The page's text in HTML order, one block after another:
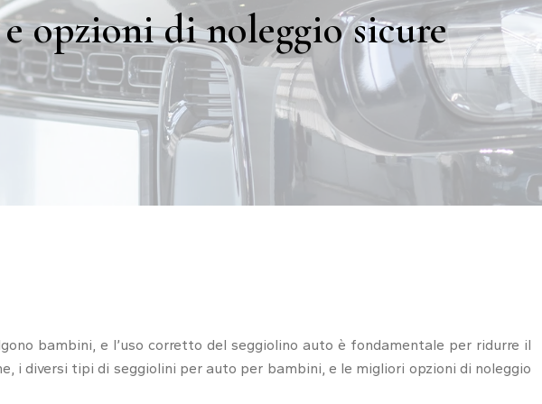
opzioni di noleggio sicure
bambini, e l’uso corretto del seggiolino auto è fondamentale per ridurre il
i diversi tipi di seggiolini per auto per bambini, e le migliori opzioni di noleggio